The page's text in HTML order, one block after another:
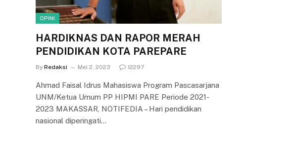
OPINI
HARDIKNAS DAN RAPOR MERAH
PENDIDIKAN KOTA PAREPARE
By Redaksi Mei 2, 2023 12297
Ahmad Faisal Idrus Mahasiswa Program Pascasarjana
UNM/Ketua Umum PP HIPMI PARE Periode 2021-
2023 MAKASSAR, NOTIFEDIA – Hari pendidikan
nasional diperingati…